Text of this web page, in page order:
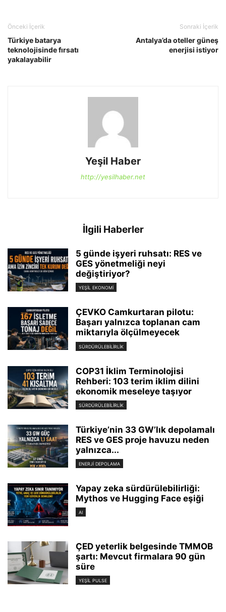
Önceki İçerik
Türkiye batarya
teknolojisinde fırsatı
yakalayabilir
Sonraki İçerik
Antalya’da oteller güneş
enerjisi istiyor
Yeşil Haber
http://yesilhaber.net
İlgili Haberler
5 günde işyeri ruhsatı: RES ve
GES yönetmeliği neyi
değiştiriyor?
YEŞIL EKONOMI
ÇEVKO Camkurtaran pilotu:
Başarı yalnızca toplanan cam
miktarıyla ölçülmeyecek
SÜRDÜRÜLEBILIRLIK
COP31 İklim Terminolojisi
Rehberi: 103 terim iklim dilini
ekonomik meseleye taşıyor
SÜRDÜRÜLEBILIRLIK
Türkiye’nin 33 GW’lık depolamalı
RES ve GES proje havuzu neden
yalnızca...
ENERJI DEPOLAMA
Yapay zeka sürdürülebilirliği:
Mythos ve Hugging Face eşiği
AI
ÇED yeterlik belgesinde TMMOB
şartı: Mevcut firmalara 90 gün
süre
YEŞIL PULSE